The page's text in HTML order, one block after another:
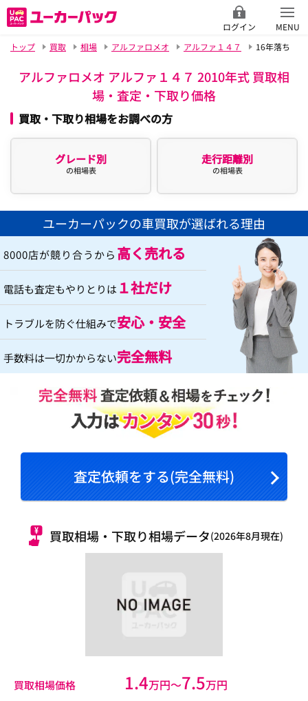
ログイン
MENU
トップ
買取 相場 アルファロメオ アルファ１４７ 16年落ち
アルファロメオ アルファ１４７ 2010年式 買取相
場・査定・下取り価格
買取・下取り相場をお調べの方
グレード別
の相場表
走行距離別
の相場表
ユーカーパックの車買取が選ばれる理由
8000店が競り合うから 高く売れる
電話も査定もやりとりは １社だけ
トラブルを防ぐ仕組みで安心・安全
手数料は一切かからない完全無料
査定依頼をする(完全無料)
買取相場・下取り相場データ(2026年8月現在)
買取相場価格 1.4万円〜7.5万円